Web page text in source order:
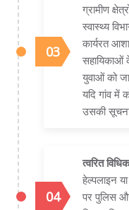
ग्रामीण
स्वास्थ्य
कार्यरत
युवाओं को
यदि गांव में
उसकी
त्वरित
हेल्पलाइन
पर पुलिस